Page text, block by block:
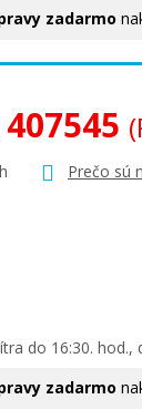
zadarmo
Prečo sú
do 16:30.
zadarmo